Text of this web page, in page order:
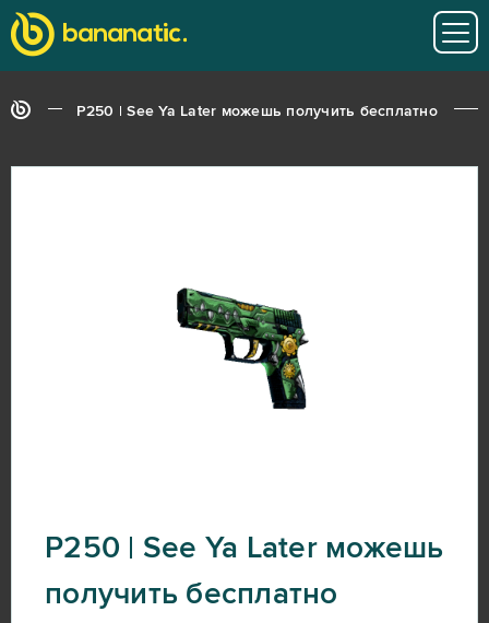
P250 | See Ya Later можешь получить бесплатно
P250 | See Ya Later можешь
получить бесплатно